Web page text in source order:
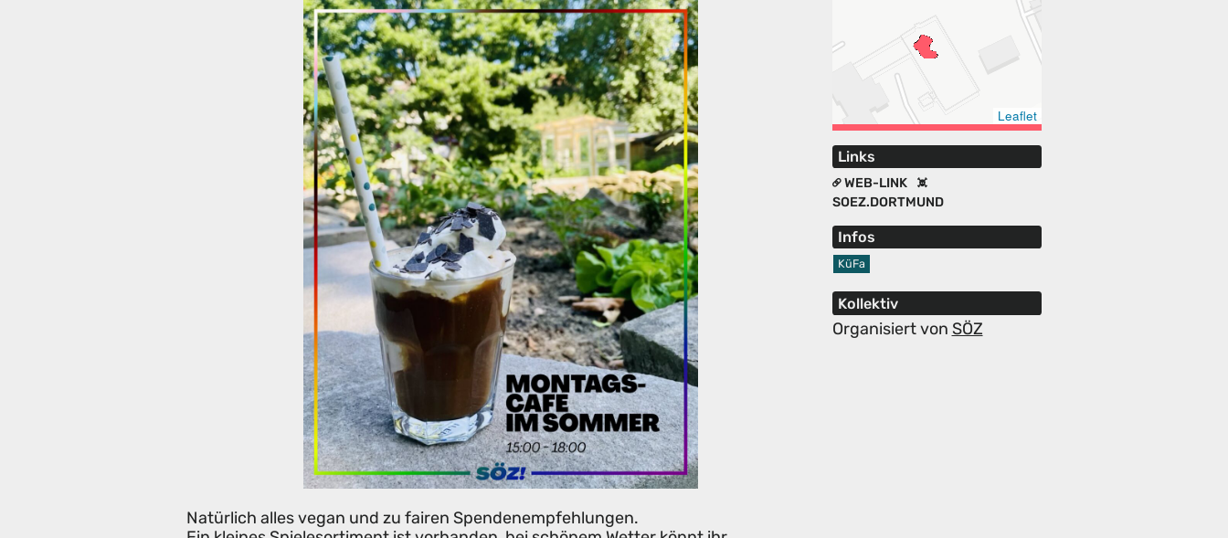
Leaflet
Links
WEB-LINK
SOEZ.DORTMUND
Infos
KüFa
Kollektiv
Organisiert von SÖZ
Natürlich alles vegan und zu fairen Spendenempfehlungen.